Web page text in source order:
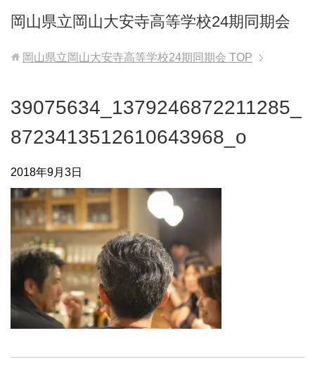
岡山県立岡山大安寺高等学校24期同期会
岡山県立岡山大安寺高等学校24期同期会 TOP
39075634_1379246872211285_
8723413512610643968_o
2018年9月3日